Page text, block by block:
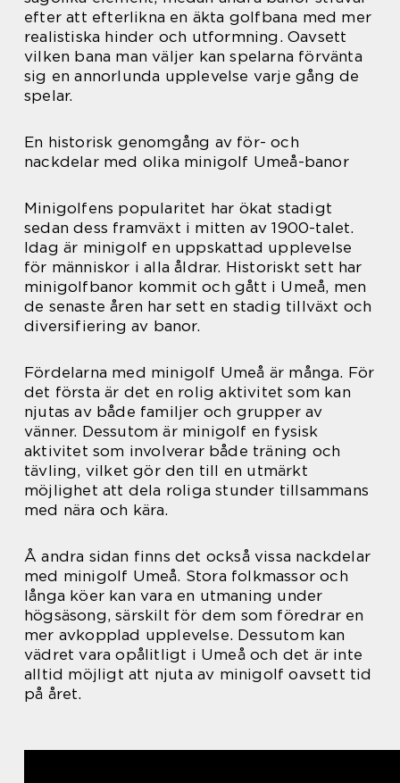
efter att efterlikna en äkta golfbana med mer
realistiska hinder och utformning. Oavsett
vilken bana man väljer kan spelarna förvänta
sig en annorlunda upplevelse varje gång de
spelar.
En historisk genomgång av för- och
nackdelar med olika minigolf Umeå-banor
Minigolfens popularitet har ökat stadigt
sedan dess framväxt i mitten av 1900-talet.
Idag är minigolf en uppskattad upplevelse
för människor i alla åldrar. Historiskt sett har
minigolfbanor kommit och gått i Umeå, men
de senaste åren har sett en stadig tillväxt och
diversifiering av banor.
Fördelarna med minigolf Umeå är många. För
det första är det en rolig aktivitet som kan
njutas av både familjer och grupper av
vänner. Dessutom är minigolf en fysisk
aktivitet som involverar både träning och
tävling, vilket gör den till en utmärkt
möjlighet att dela roliga stunder tillsammans
med nära och kära.
Å andra sidan finns det också vissa nackdelar
med minigolf Umeå. Stora folkmassor och
långa köer kan vara en utmaning under
högsäsong, särskilt för dem som föredrar en
mer avkopplad upplevelse. Dessutom kan
vädret vara opålitligt i Umeå och det är inte
alltid möjligt att njuta av minigolf oavsett tid
på året.